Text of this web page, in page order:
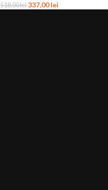
518,00lei 337,00lei